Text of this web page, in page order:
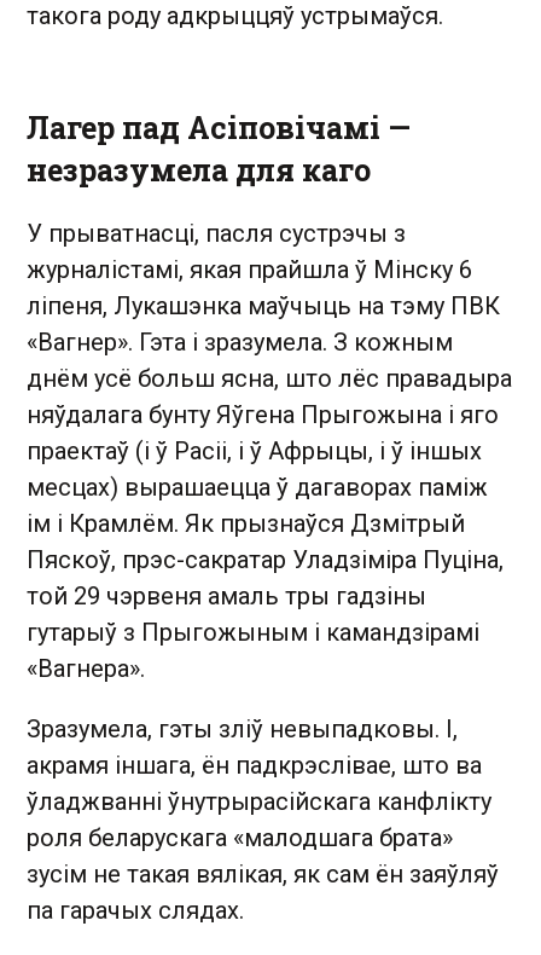
такога роду адкрыццяў устрымаўся.
Лагер пад Асіповічамі —
незразумела для каго
У прыватнасці, пасля сустрэчы з
журналістамі, якая прайшла ў Мінску 6
ліпеня, Лукашэнка маўчыць на тэму ПВК
«Вагнер». Гэта і зразумела. З кожным
днём усё больш ясна, што лёс правадыра
няўдалага бунту Яўгена Прыгожына і яго
праектаў (і ў Расіі, і ў Афрыцы, і ў іншых
месцах) вырашаецца ў дагаворах паміж
ім і Крамлём. Як прызнаўся Дзмітрый
Пяскоў, прэс-сакратар Уладзіміра Пуціна,
той 29 чэрвеня амаль тры гадзіны
гутарыў з Прыгожыным і камандзірамі
«Вагнера».
Зразумела, гэты зліў невыпадковы. І,
акрамя іншага, ён падкрэслівае, што ва
ўладжванні ўнутрырасійскага канфлікту
роля беларускага «малодшага брата»
зусім не такая вялікая, як сам ён заяўляў
па гарачых слядах.